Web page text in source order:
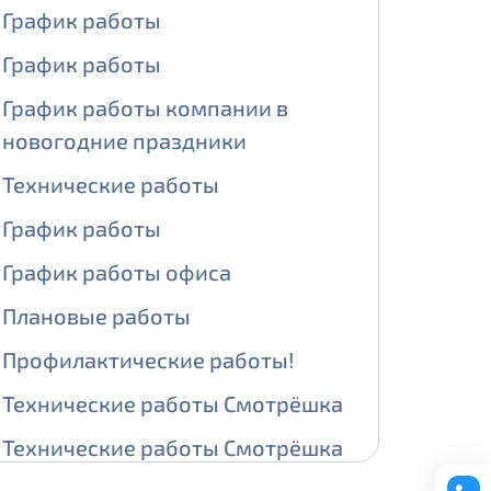
График работы
График работы
График работы компании в
новогодние праздники
Технические работы
График работы
График работы офиса
Плановые работы
Профилактические работы!
Технические работы Смотрёшка
Технические работы Смотрёшка
обработки персональных
обработки персональных
выделение публичного IP
IP адрес -
реквизитов.
услуги.
в течение трех календарных